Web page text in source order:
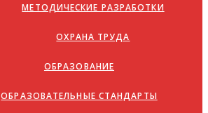
МЕТОДИЧЕСКИЕ РАЗРАБОТКИ
ОХРАНА ТРУДА
ОБРАЗОВАНИЕ
ОБРАЗОВАТЕЛЬНЫЕ СТАНДАРТЫ